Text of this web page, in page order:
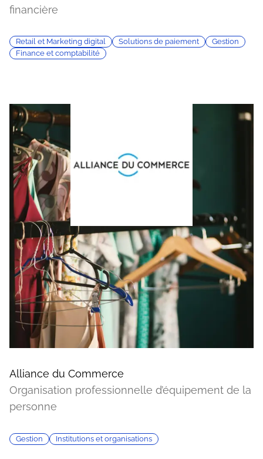
financière
Retail et Marketing digital Solutions de paiement
Gestion
Finance et comptabilité
Alliance du Commerce
Organisation professionnelle d’équipement de la
personne
Gestion Institutions et organisations